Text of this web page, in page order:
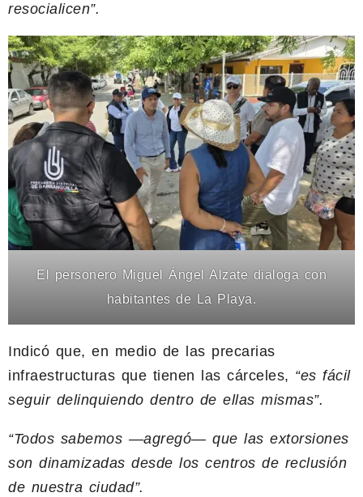
resocialicen”.
El personero Miguel Ángel Alzate dialoga con
habitantes de La Playa.
Indicó que, en medio de las precarias
infraestructuras que tienen las cárceles, “es fácil
seguir delinquiendo dentro de ellas mismas”.
“Todos sabemos —agregó— que las extorsiones
son dinamizadas desde los centros de reclusión
de nuestra ciudad”.